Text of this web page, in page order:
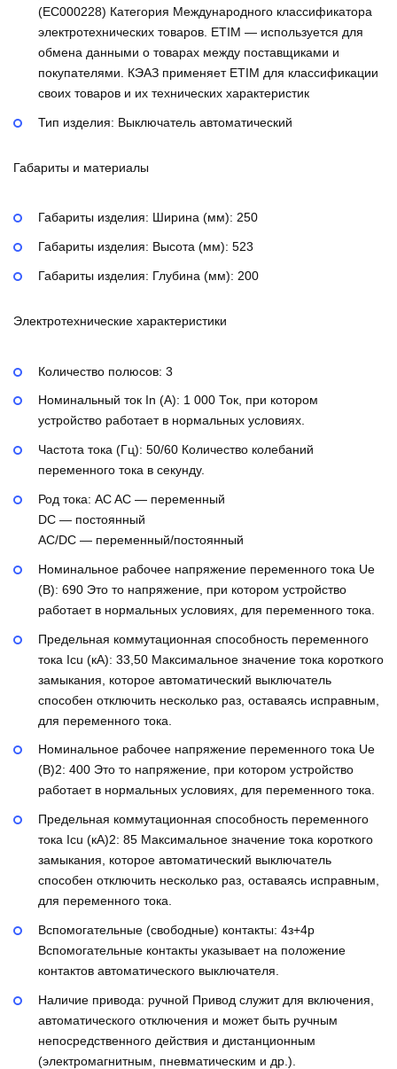
(EC000228) Категория Международного классификатора
электротехнических товаров. ETIM — используется для
обмена данными о товарах между поставщиками и
покупателями. КЭАЗ применяет ETIM для классификации
своих товаров и их технических характеристик
Тип изделия: Выключатель автоматический
Габариты и материалы
Габариты изделия: Ширина (мм): 250
Габариты изделия: Высота (мм): 523
Габариты изделия: Глубина (мм): 200
Электротехнические характеристики
Количество полюсов: 3
Номинальный ток In (А): 1 000 Ток, при котором
устройство работает в нормальных условиях.
Частота тока (Гц): 50/60 Количество колебаний
переменного тока в секунду.
Род тока: ACAC — переменный
DC — постоянный
AC/DC — переменный/постоянный
Номинальное рабочее напряжение переменного тока Ue
(В): 690 Это то напряжение, при котором устройство
работает в нормальных условиях, для переменного тока.
Предельная коммутационная способность переменного
тока Icu (кА): 33,50 Максимальное значение тока короткого
замыкания, которое автоматический выключатель
способен отключить несколько раз, оставаясь исправным,
для переменного тока.
Номинальное рабочее напряжение переменного тока Ue
(В)2: 400 Это то напряжение, при котором устройство
работает в нормальных условиях, для переменного тока.
Предельная коммутационная способность переменного
тока Icu (кА)2: 85 Максимальное значение тока короткого
замыкания, которое автоматический выключатель
способен отключить несколько раз, оставаясь исправным,
для переменного тока.
Вспомогательные (свободные) контакты: 4з+4р
Вспомогательные контакты указывает на положение
контактов автоматического выключателя.
Наличие привода: ручной Привод служит для включения,
автоматического отключения и может быть ручным
непосредственного действия и дистанционным
(электромагнитным, пневматическим и др.).